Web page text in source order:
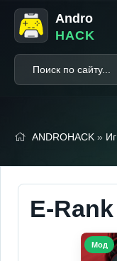
Andro
HACK
ANDROHACK »
E-
Мод